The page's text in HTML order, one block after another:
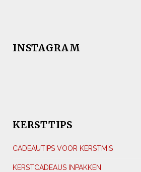
INSTAGRAM
KERSTTIPS
CADEAUTIPS VOOR KERSTMIS
KERSTCADEAUS INPAKKEN